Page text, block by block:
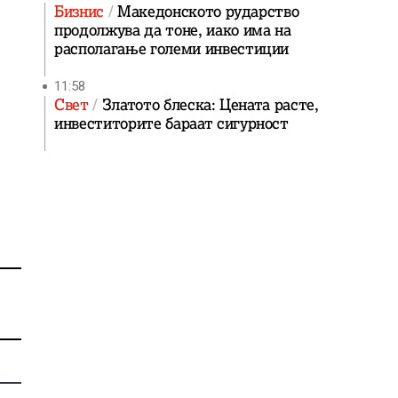
Бизнис
Македонското рударство
продолжува да тоне, иако има на
располагање големи инвестиции
11:58
Свет Златото блеска: Цената расте,
инвеститорите бараат сигурност